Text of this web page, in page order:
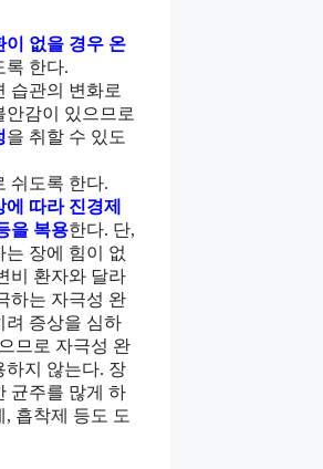
이 없을 경우 온
록 한다.
습관의 변화로
안감이 있으므로
을 취할 수 있도
쉬도록 한다.
따라 진경제
을 복용한다. 단,
는 장에 힘이 없
비 환자와 달라
하는 자극성 완
려 증상을 심하
므로 자극성 완
하지 않는다. 장
균주를 많게 하
, 흡착제 등도 도